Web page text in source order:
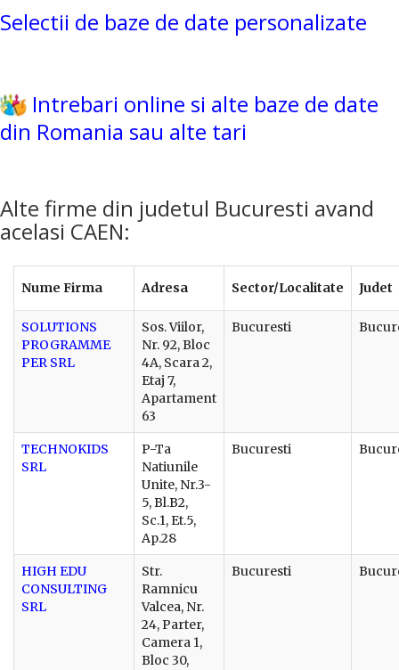
Selectii de baze de date personalizate
Intrebari online si alte baze de date
din Romania sau alte tari
Alte firme din judetul Bucuresti avand
acelasi CAEN:
Nume Firma Adresa Sector/Localitate Judet
SOLUTIONS
PROGRAMME
PER SRL
Sos. Viilor,
Nr. 92, Bloc
4A, Scara 2,
Etaj 7,
Apartament
63
Bucuresti
TECHNOKIDS
SRL
P-Ta
Natiunile
Unite, Nr.3-
5, Bl.B2,
Sc.1, Et.5,
Ap.28
Bucuresti
HIGH EDU
CONSULTING
SRL
Str.
Ramnicu
Valcea, Nr.
24, Parter,
Camera 1,
Bloc 30,
Bucuresti